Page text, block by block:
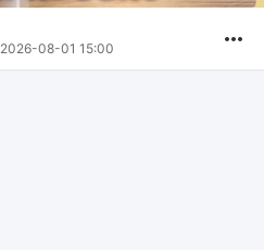
2026-08-01 15:00